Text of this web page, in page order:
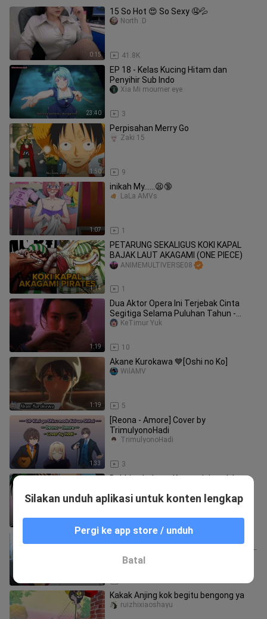
0:15
15 So Hot 😍 So Sexy 🤤💦
41.8K
North .D
23:40
EP 18 - Kelas Kucing Hitam dan
Penyihir Sub Indo
3
Xia Mi mourner eye
1:50
Perpisahan Merry Go
9
Zaki 15
1:07
inikah My......😫🔞
1
LaLa AMVs
1:14
PETARUNG SEKALIGUS KOKI KAPAL
BAJAK LAUT AKAGAMI (ONE PIECE)
1
ANIMEMULTIVERSE08
1:19
Dua Aktor Opera Ini Terjebak Cinta
Segitiga Selama Puluhan Tahun -
Farewell My Concubine [Fanart]
10
KeTimur Yuk
1:19
Akane Kurokawa 💙[Oshi no Ko]
5
WilAMV
1:33
[Reona - Amore] Cover by
TrimulyonoHadi
3
TrimulyonoHadi
Dubbing bahasa Kanton ini agak lucu
feichidepanghu
Sempet2nya pas lgi dikejer samurai
malah izin nonton acara TV jam 4 sore
Gintamen
Kakak Anjing kok begitu bengong ya
ruizhixiaoshayu
Silakan unduh aplikasi untuk konten lengkap
Pergi ke app store / unduh
Batal